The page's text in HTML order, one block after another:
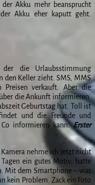
Akku mehr beansprucht
Akku eher kaputt geht.
die Urlaubsstimmung
den Keller zieht. SMS, MMS
Preisen verkauft. Aber die
die Ankunft informieren.
Geburtstag hat. Toll ist
und die Freunde und
Co informieren kann.Erster
nehme ich jetzt nicht
ein gutes Motiv, hatte
Mit dem Smartphone – was
kein Problem. Zack ein Foto